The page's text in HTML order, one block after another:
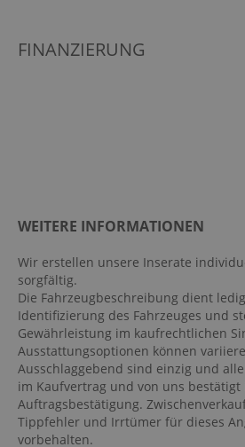
Elektr. Stabilitätsprogramm ESP
Radio
Schiebetür rechts
Servotronic
Spurhalteassistent
Tagfahrlicht
Trennwand geschlossen
Verkehrszeichenerkennung
FINANZIERUNG
WEITERE INFORMATIONEN
Wir erstellen unsere Inserate
sorgfältig.
Die Fahrzeugbeschreibung dient
Identifizierung des Fahrzeuges und
Gewährleistung im kaufrechtlichen
Ausstattungsoptionen können
Ausschlaggebend sind einzig und
im Kaufvertrag und von uns
Auftragsbestätigung.
Tippfehler und Irrtümer für dieses
vorbehalten.